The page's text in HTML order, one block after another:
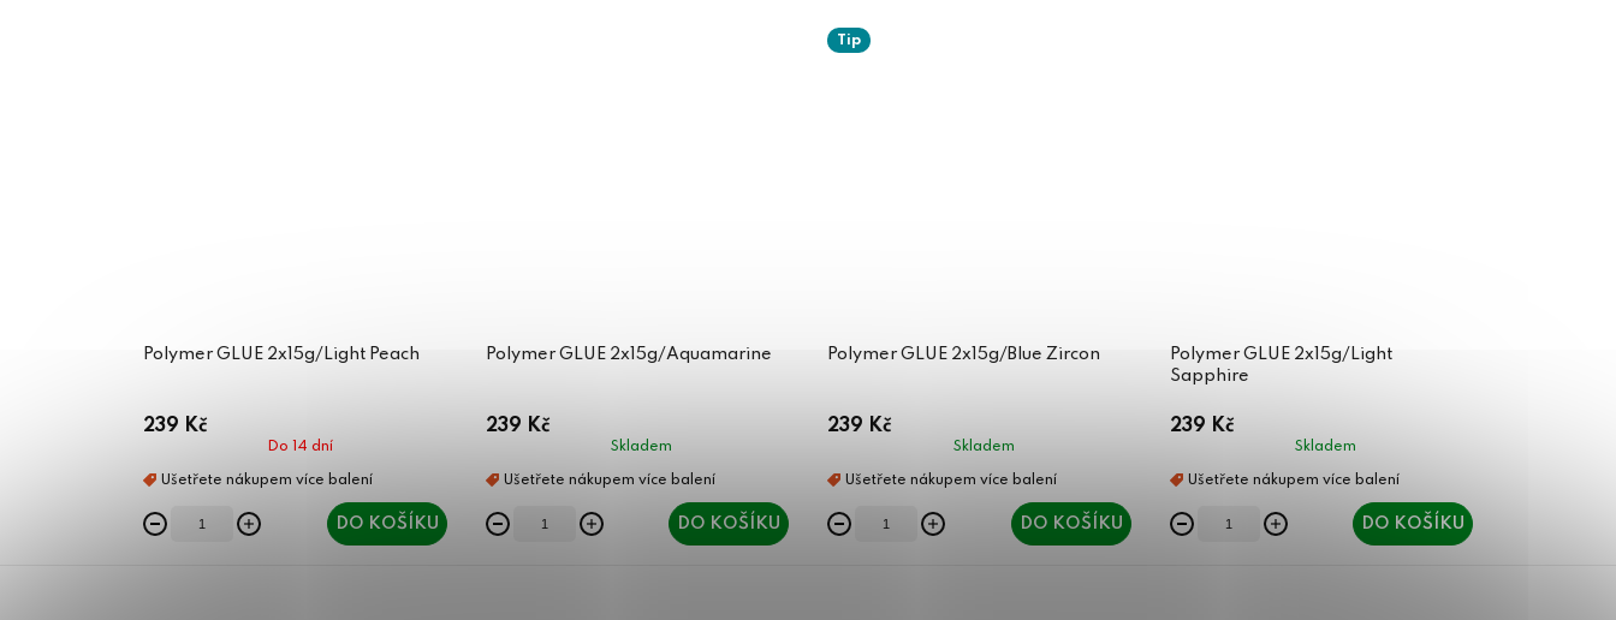
Polymer GLUE 2x15g/Light Peach
239 Kč
Do 14 dní
DO KOŠÍKU
Polymer GLUE 2x15g/Aquamarine
239 Kč
Skladem
DO KOŠÍKU
Tip
Polymer GLUE 2x15g/Blue Zircon
239 Kč
Skladem
DO KOŠÍKU
Polymer GLUE 2x15g/Light
Sapphire
239 Kč
Skladem
DO KOŠÍKU